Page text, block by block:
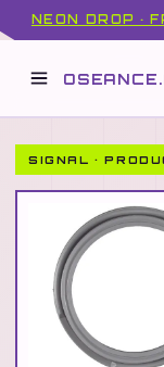
NEON DROP ·
SIGNAL ·